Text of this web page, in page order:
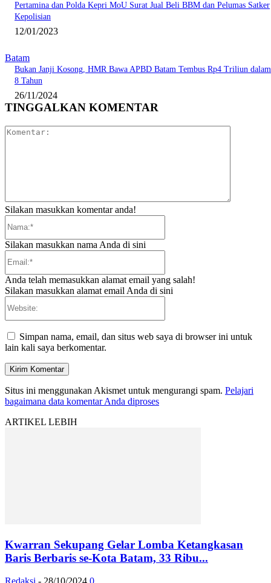
Pertamina dan Polda Kepri MoU Surat Jual Beli BBM dan Pelumas Satker
Kepolisian
12/01/2023
Batam
Bukan Janji Kosong, HMR Bawa APBD Batam Tembus Rp4 Triliun dalam
8 Tahun
26/11/2024
TINGGALKAN KOMENTAR
Silakan masukkan komentar anda!
Silakan masukkan nama Anda di sini
Anda telah memasukkan alamat email yang salah!
Silakan masukkan alamat email Anda di sini
Simpan nama, email, dan situs web saya di browser ini untuk
lain kali saya berkomentar.
Situs ini menggunakan Akismet untuk mengurangi spam. Pelajari
bagaimana data komentar Anda diproses
ARTIKEL LEBIH
Kwarran Sekupang Gelar Lomba Ketangkasan
Baris Berbaris se-Kota Batam, 33 Ribu...